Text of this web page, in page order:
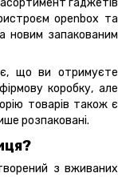
openbox та
новим запакованим
що ви отримуєте
коробку, але
товарів також є
розпаковані.
з вживаних